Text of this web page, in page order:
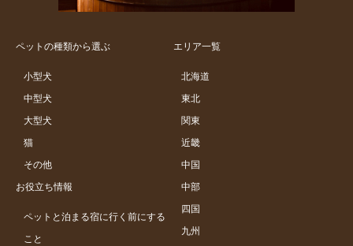
ペットの種類から選ぶ
小型犬
中型犬
大型犬
猫
その他
お役立ち情報
ペットと泊まる宿に行く前にする
こと
エリア一覧
北海道
東北
関東
近畿
中国
中部
四国
九州